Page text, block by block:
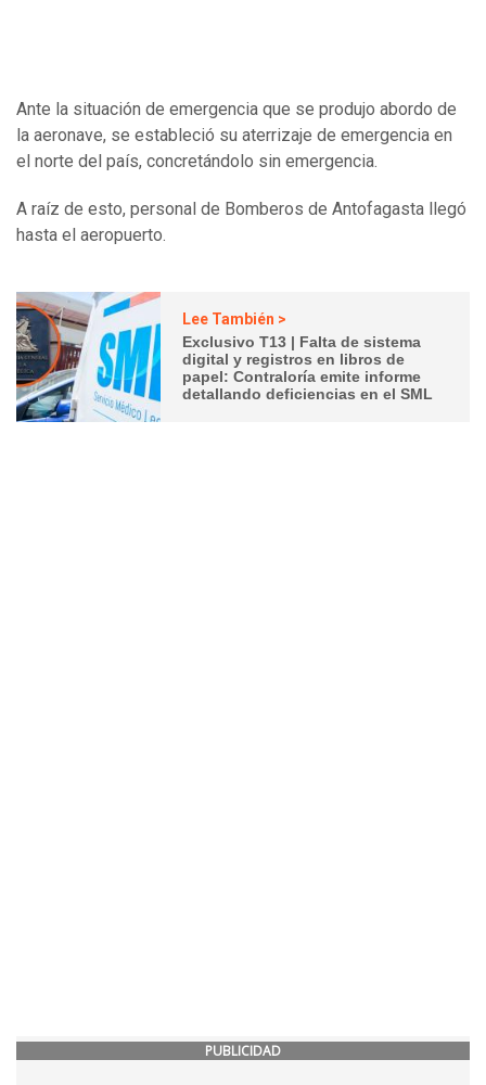
Ante la situación de emergencia que se produjo abordo de
la aeronave, se estableció su aterrizaje de emergencia en
el norte del país, concretándolo sin emergencia.
A raíz de esto, personal de Bomberos de Antofagasta llegó
hasta el aeropuerto.
Lee También >
Exclusivo T13 | Falta de sistema
digital y registros en libros de
papel: Contraloría emite informe
detallando deficiencias en el SML
PUBLICIDAD